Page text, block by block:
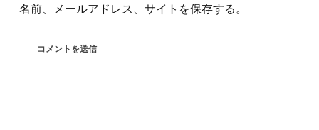
名前、メールアドレス、サイトを保存する。